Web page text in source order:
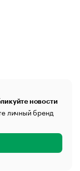
новости
личный бренд